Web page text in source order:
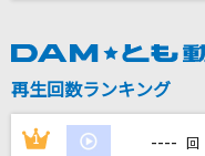
美空ひばり
再生回数ランキング
1 ---- 回